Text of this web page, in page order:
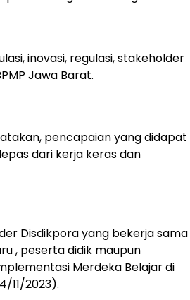
inovasi, regulasi, stakeholder
Jawa Barat.
pencapaian yang didapat
dari kerja keras dan
Disdikpora yang bekerja sama
, peserta didik maupun
Merdeka Belajar di
11/2023).